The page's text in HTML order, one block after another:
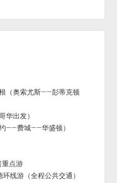
（奥索尤斯——彭蒂克顿
华出发）
——费城——华盛顿）
点游
线游（全程公共交通）